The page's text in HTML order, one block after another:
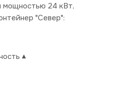
мощностью 24 кВт,
"Север":